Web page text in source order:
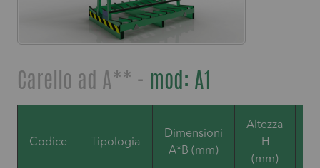
Carello ad A** - mod: A1
Codice Tipologia
Dimensioni
A*B (mm)
Altezza
H
(mm)